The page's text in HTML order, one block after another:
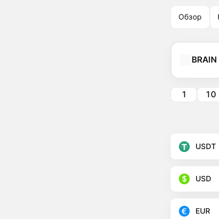
Обзор
BRAIN
1 10
USDT
USD
EUR